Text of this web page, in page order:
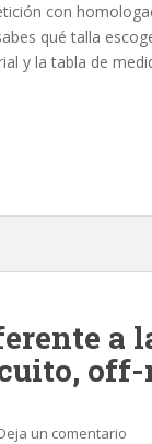
con
qué talla
y la tabla de
a
off-
un comentario